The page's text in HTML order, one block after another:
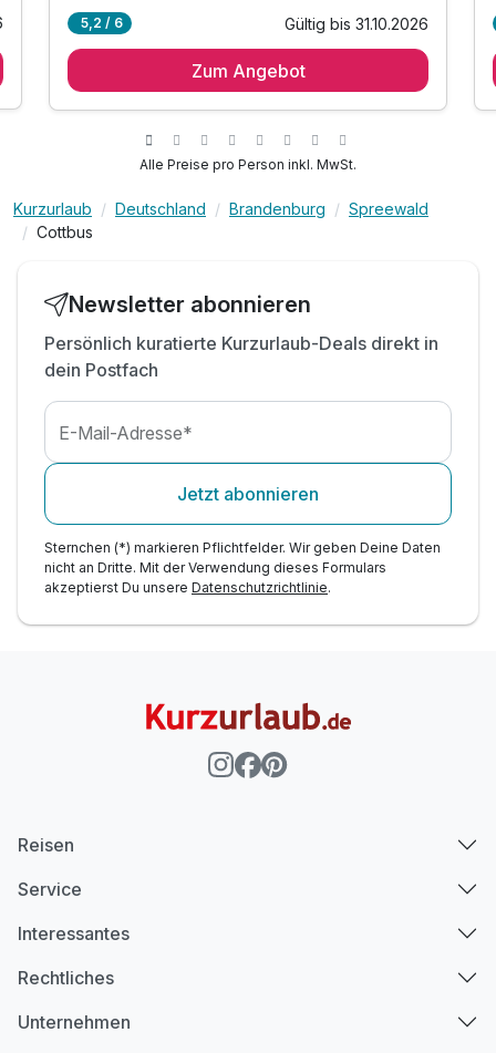
2 x reichhaltiges Frühstück vom Buffet
inkl. Pool mit Blick über die Stadt & Saunanutzung
inkl. Parkplatz am Hotel
inkl. Wlan Nutzung
5,2 / 6 Gültig bis 31.10.2026
Zum Angebot
Alle Preise pro Person inkl. MwSt.
Kurzurlaub Deutschland Brandenburg
Spreewald
Cottbus
Newsletter abonnieren
Persönlich kuratierte Kurzurlaub-Deals direkt in
dein Postfach
E-Mail-Adresse*
Jetzt abonnieren
Sternchen (*) markieren Pflichtfelder. Wir geben Deine Daten
nicht an Dritte. Mit der Verwendung dieses Formulars
akzeptierst Du unsere Datenschutzrichtlinie.
Reisen
Service
Interessantes
Rechtliches
Unternehmen